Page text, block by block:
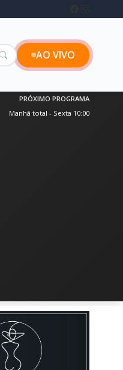
AO VIVO
PRÓXIMO PROGRAMA
Manhã total - Sexta 10:00